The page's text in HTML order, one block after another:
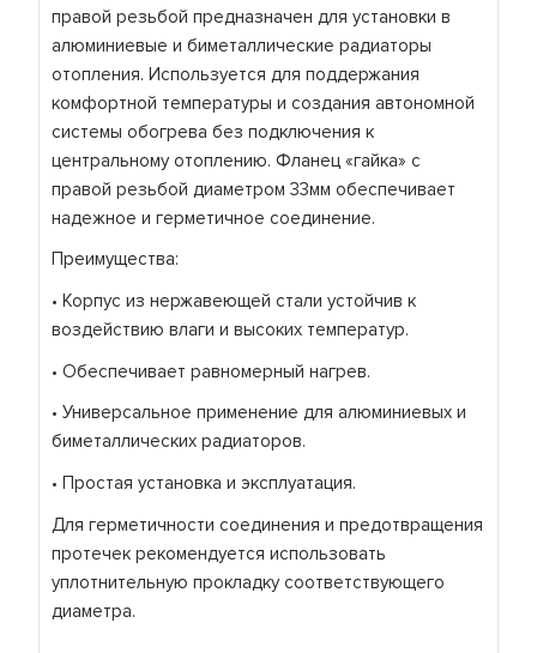
правой резьбой предназначен для установки в
алюминиевые и биметаллические радиаторы
отопления. Используется для поддержания
комфортной температуры и создания автономной
системы обогрева без подключения к
центральному отоплению. Фланец «гайка» с
правой резьбой диаметром 33мм обеспечивает
надежное и герметичное соединение.
Преимущества:
• Корпус из нержавеющей стали устойчив к
воздействию влаги и высоких температур.
• Обеспечивает равномерный нагрев.
• Универсальное применение для алюминиевых и
биметаллических радиаторов.
• Простая установка и эксплуатация.
Для герметичности соединения и предотвращения
протечек рекомендуется использовать
уплотнительную прокладку соответствующего
диаметра.